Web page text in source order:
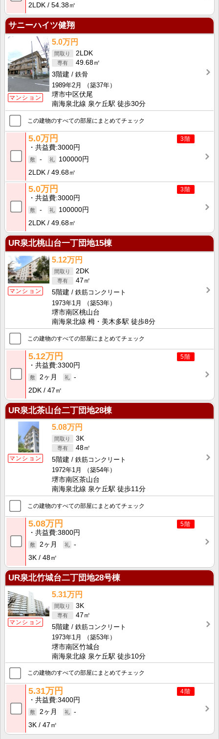
2LDK
54.38㎡
サニーハイツ健翔
マンション
5.0万円
2LDK
49.68㎡
3階建
鉄骨
1989年2月
（築37年）
堺市中区伏尾
南海泉北線 泉ケ丘駅 徒歩30分
この建物のすべての部屋にまとめてチェック
3階
5.0万円
共益費 3000円
-
100000円
2LDK
49.68㎡
3階
5.0万円
共益費 3000円
-
100000円
2LDK
49.68㎡
UR泉北桃山台一丁団地15棟
マンション
5.12万円
2DK
47㎡
5階建
鉄筋コンクリート
1973年1月
（築53年）
堺市南区桃山台
南海泉北線 栂・美木多駅 徒歩8分
この建物のすべての部屋にまとめてチェック
5階
5.12万円
共益費 3300円
2ヶ月
-
2DK
47㎡
UR泉北茶山台二丁団地28棟
マンション
5.08万円
3K
48㎡
5階建
鉄筋コンクリート
1972年1月
（築54年）
堺市南区茶山台
南海泉北線 泉ケ丘駅 徒歩11分
この建物のすべての部屋にまとめてチェック
5階
5.08万円
共益費 3800円
2ヶ月
-
3K
48㎡
UR泉北竹城台二丁団地28号棟
マンション
5.31万円
3K
47㎡
5階建
鉄筋コンクリート
1973年1月
（築53年）
堺市南区竹城台
南海泉北線 泉ケ丘駅 徒歩10分
この建物のすべての部屋にまとめてチェック
4階
5.31万円
共益費 3400円
2ヶ月
-
3K
47㎡